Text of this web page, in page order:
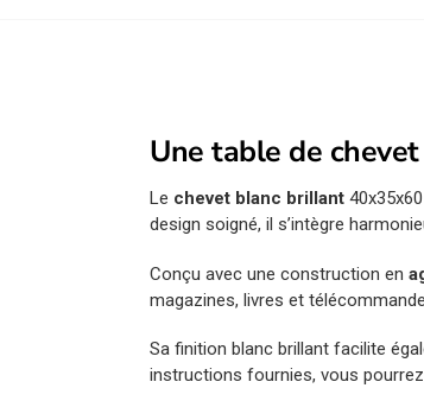
Une table de
Le chevet blanc brillant
design soigné, il s’intègre
Conçu avec une construction en
magazines, livres et
Sa finition blanc brillant facilite
instructions fournies, vous